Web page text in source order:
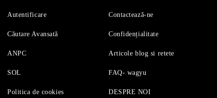
Autentificare
Căutare Avansată
Contactează-ne
Confidențialitate
ANPC
SOL
Politica de cookies
Articole blog si retete
FAQ- wagyu
DESPRE NOI